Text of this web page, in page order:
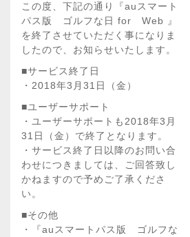
この度、下記の通り『auスマート
パス版 ゴルフな日 for Web 』
を終了させていただく事になりま
したので、お知らせいたします。
■サービス終了日
・2018年3月31日（金）
■ユーザーサポート
・ユーザーサポートも2018年3月
31日（金）で終了となります。
・サービス終了日以降のお問い合
わせにつきましては、ご回答致し
かねますので予めご了承くださ
い。
■その他
・『auスマートパス版 ゴルフな